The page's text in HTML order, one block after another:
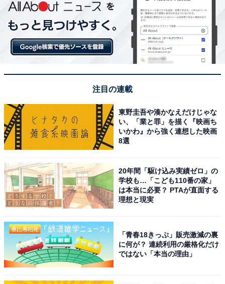
注目の連載
東野圭吾や湊かなえだけじゃな
い、「業と罪」を描く『映画ち
いかわ』から強く連想した映画
8選
20年間「駆け込み実績ゼロ」の
学校も…「こども110番の家」
は本当に必要？ PTAが直面する
理想と現実
「青春18きっぷ」販売激減の裏
に何が？ 連続利用の厳格化だけ
ではない「本当の理由」